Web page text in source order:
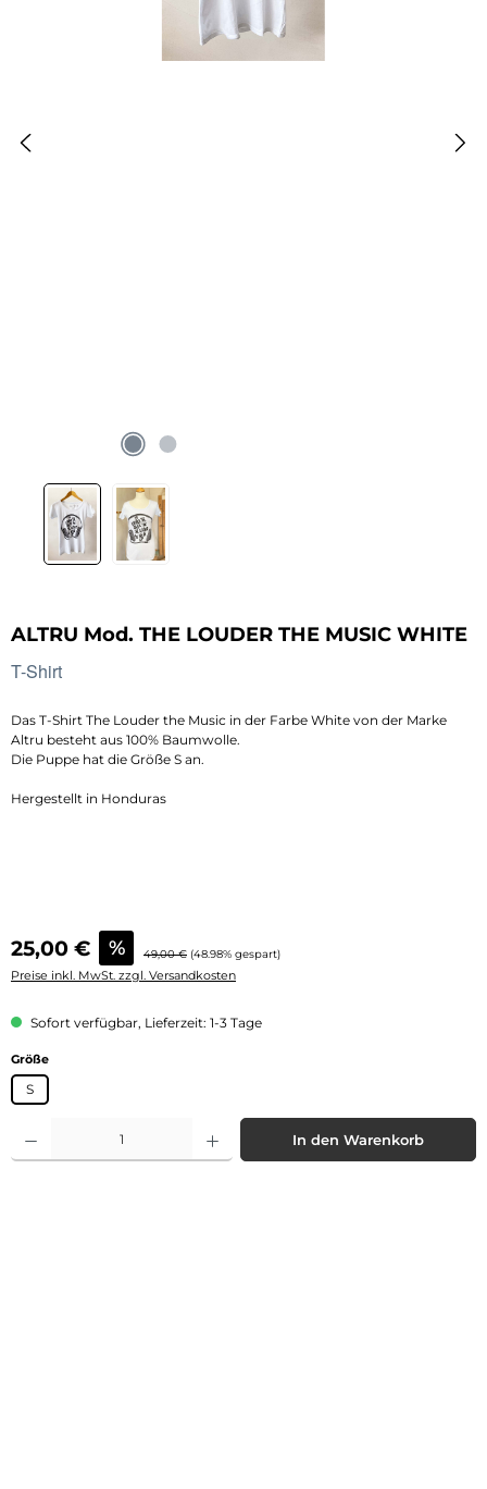
ALTRU Mod. THE LOUDER THE MUSIC WHITE
T-Shirt
Das T-Shirt The Louder the Music in der Farbe White von der Marke
Altru besteht aus 100% Baumwolle.
Die Puppe hat die Größe S an.
Hergestellt in Honduras
Verkaufspreis:
25,00 € % Regulärer Preis:
49,00 € (48.98% gespart)
Preise inkl. MwSt. zzgl. Versandkosten
Sofort verfügbar, Lieferzeit: 1-3 Tage
Größeauswählen
S
Produkt Anzahl: Gib den gewünschten Wert ein oder benutze die
In den Warenkorb